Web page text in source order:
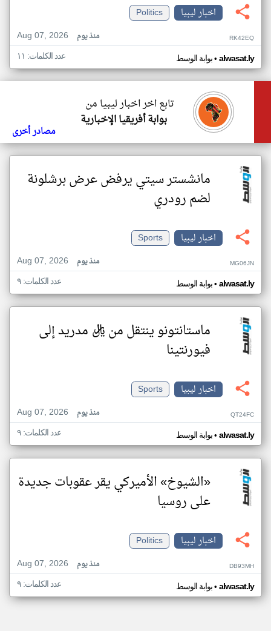
اخبار ليبيا
Politics
Aug 07, 2026
منذ يوم RK42EQ
بوابة الوسط• alwasat.ly عدد الكلمات: ١١
تابع اخر اخبار ليبيا من
بوابة أفريقيا الإخبارية
مصادر أخرى
مانشستر سيتي يرفض عرض برشلونة
لضم رودري
اخبار ليبيا
Sports
Aug 07, 2026
منذ يوم MG06JN
بوابة الوسط• alwasat.ly عدد الكلمات: ٩
ماستانتونو ينتقل من ريال مدريد إلى
فيورنتينا
اخبار ليبيا
Sports
Aug 07, 2026
منذ يوم QT24FC
بوابة الوسط• alwasat.ly عدد الكلمات: ٩
«الشيوخ» الأميركي يقر عقوبات جديدة
على روسيا
اخبار ليبيا
Politics
Aug 07, 2026
منذ يوم DB93MH
بوابة الوسط• alwasat.ly عدد الكلمات: ٩